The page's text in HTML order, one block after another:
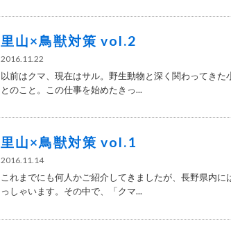
里山×鳥獣対策 vol.2
2016.11.22
以前はクマ、現在はサル。野生動物と深く関わってき
とのこと。この仕事を始めたきっ...
里山×鳥獣対策 vol.1
2016.11.14
これまでにも何人かご紹介してきましたが、長野県内
っしゃいます。その中で、「クマ...